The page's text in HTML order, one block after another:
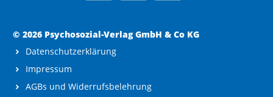
© 2026 Psychosozial-Verlag GmbH & Co KG
Datenschutzerklärung
Impressum
AGBs und Widerrufsbelehrung